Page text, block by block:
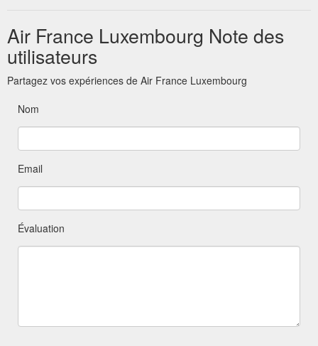
Air France Luxembourg Note des
utilisateurs
Partagez vos expériences de Air France Luxembourg
Nom
Email
Évaluation